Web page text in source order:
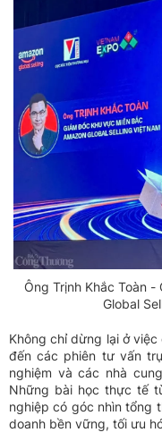
Ông Trịnh Khắc Toàn
Global
Không chỉ dừng lại ở
đến các phiên tư vấn
nghiệm và các nhà
Những bài học thực tế
nghiệp có góc nhìn tổng
doanh bền vững, tối ưu